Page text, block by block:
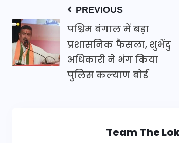
PREVIOUS
पश्चिम बंगाल में बड़ा
प्रशासनिक फैसला, शुभेंदु
अधिकारी ने भंग किया
पुलिस कल्याण बोर्ड
Team The